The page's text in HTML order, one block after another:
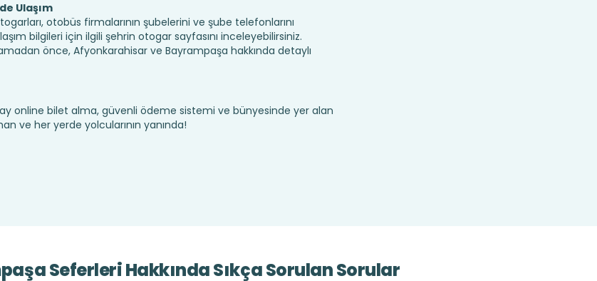
Ulaşım
otobüs firmalarının şubelerini ve şube telefonlarını
bilgileri için ilgili şehrin otogar sayfasını inceleyebilirsiniz.
önce, Afyonkarahisar ve Bayrampaşa hakkında detaylı
online bilet alma, güvenli ödeme sistemi ve bünyesinde yer alan
ve her yerde yolcularının yanında!
Seferleri Hakkında Sıkça Sorulan Sorular